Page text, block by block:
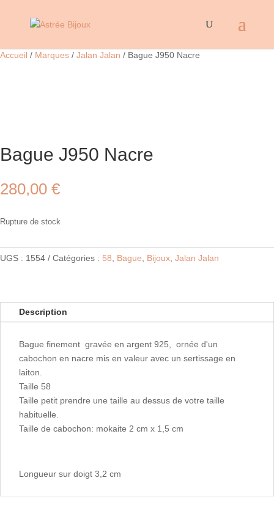
Accueil / Marques / Jalan Jalan / Bague J950 Nacre
Bague J950 Nacre
280,00 €
Rupture de stock
UGS : 1554 Catégories : 58 Bague Bijoux Jalan Jalan
Description
Bague finement gravée en argent 925, ornée d'un
cabochon en nacre mis en valeur avec un sertissage en
laiton.
Taille 58
Taille petit prendre une taille au dessus de votre taille
habituelle.
Taille de cabochon: mokaite 2 cm x 1,5 cm
Longueur sur doigt 3,2 cm